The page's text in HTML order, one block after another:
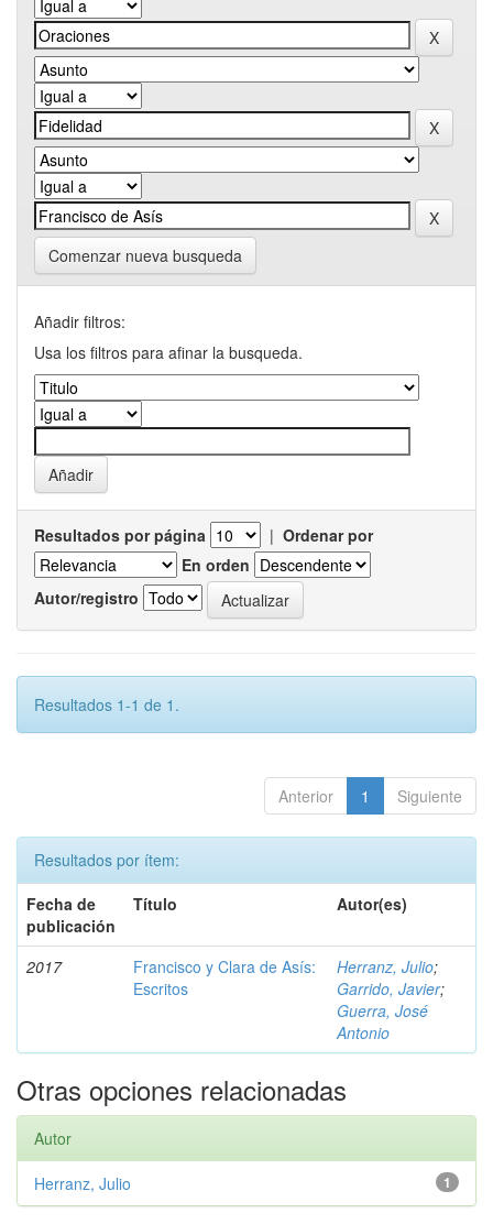
Comenzar nueva busqueda
Añadir filtros:
Usa los filtros para afinar la busqueda.
Resultados por página | Ordenar por
En orden
Autor/registro
Resultados 1-1 de 1.
Anterior 1 Siguiente
Resultados por ítem:
Fecha de
publicación
Título Autor(es)
2017
Francisco y Clara de Asís:
Escritos
Herranz, Julio;
Garrido, Javier;
Guerra, José
Antonio
Otras opciones relacionadas
Autor
1
Herranz, Julio